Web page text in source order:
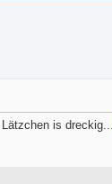
is dreckig...